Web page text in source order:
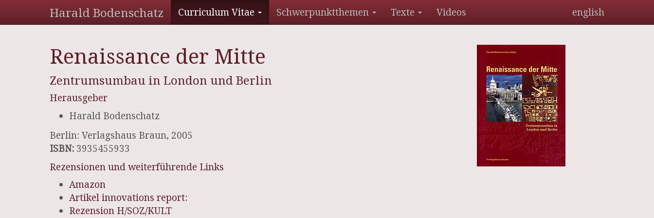
Harald Bodenschatz Curriculum Vitae Schwerpunktthemen Texte Videos english
Renaissance der Mitte
Zentrumsumbau in London und Berlin
Herausgeber
Harald Bodenschatz
Berlin: Verlagshaus Braun, 2005
ISBN: 3935455933
Rezensionen und weiterführende Links
Amazon
Artikel innovations report:
Rezension H/SOZ/KULT